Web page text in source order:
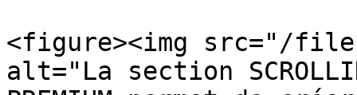
<figure><img src="/
alt="La section